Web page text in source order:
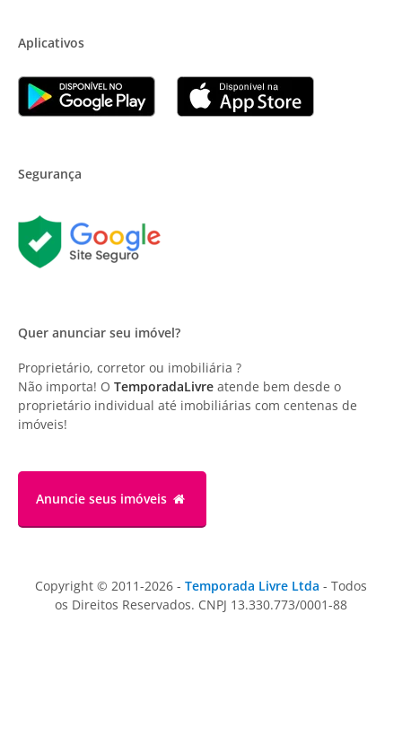
Aplicativos
Segurança
Quer anunciar seu imóvel?
Proprietário, corretor ou imobiliária ?
Não importa! O TemporadaLivre atende bem desde o
proprietário individual até imobiliárias com centenas de
imóveis!
Anuncie seus imóveis
Copyright © 2011-2026 - Temporada Livre Ltda - Todos
os Direitos Reservados. CNPJ 13.330.773/0001-88